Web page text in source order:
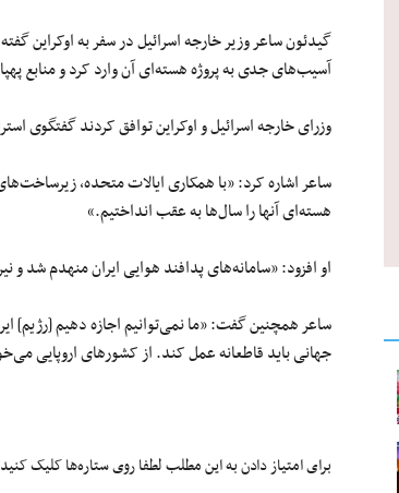
آسیب‌های جدی به پروژه هسته‌ای آن وارد کرد و منابع
وزرای خارجه اسرائیل و اوکراین توافق کردند گفتگوی
ساعر اشاره کرد: «با همکاری ایالات متحده،
هسته‌ای‌ آنها را سال‌ها به عقب انداختیم.»
او افزود: «سامانه‌های پدافند هوایی ایران منهدم شد و
ساعر همچنین گفت: «ما نمی‌توانیم اجازه دهیم [رژیم]
جهانی باید قاطعانه عمل کند. از کشورهای اروپایی
برای امتیاز دادن به این مطلب لطفا روی ستاره‌ها کلیک